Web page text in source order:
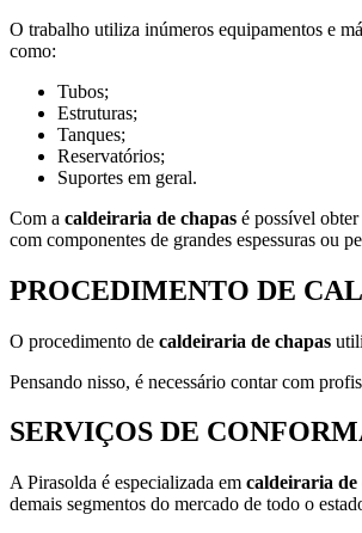
O trabalho utiliza inúmeros equipamentos e
como:
Tubos;
Estruturas;
Tanques;
Reservatórios;
Suportes em geral.
Com a caldeiraria de chapas é possível
com componentes de grandes espessuras ou
PROCEDIMENTO DE
O procedimento de caldeiraria de chapas
Pensando nisso, é necessário contar com
SERVIÇOS DE
A Pirasolda é especializada em caldeiraria de
demais segmentos do mercado de todo o